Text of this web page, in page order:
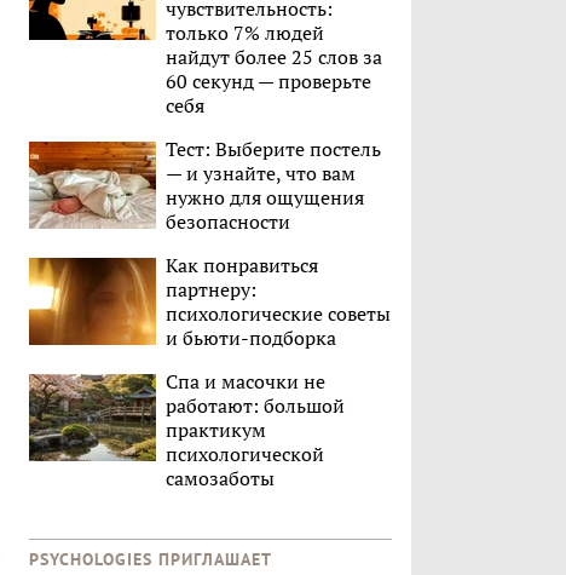
чувствительность:
только 7% людей
найдут более 25 слов за
60 секунд — проверьте
себя
Тест: Выберите постель
— и узнайте, что вам
нужно для ощущения
безопасности
Как понравиться
партнеру:
психологические советы
и бьюти-подборка
Спа и масочки не
работают: большой
практикум
психологической
самозаботы
PSYCHOLOGIES ПРИГЛАШАЕТ